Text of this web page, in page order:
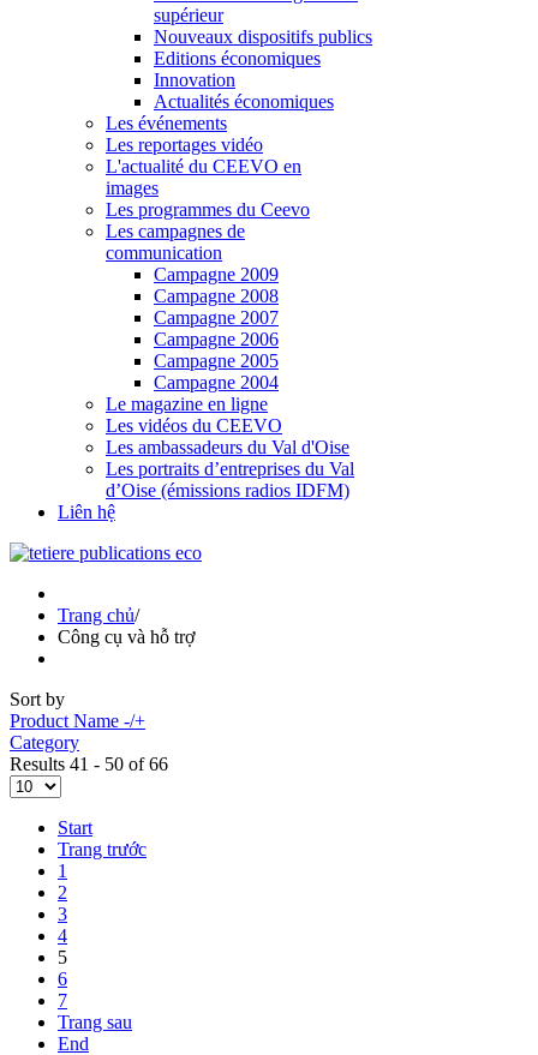
supérieur
Nouveaux dispositifs publics
Editions économiques
Innovation
Actualités économiques
Les événements
Les reportages vidéo
L'actualité du CEEVO en
images
Les programmes du Ceevo
Les campagnes de
communication
Campagne 2009
Campagne 2008
Campagne 2007
Campagne 2006
Campagne 2005
Campagne 2004
Le magazine en ligne
Les vidéos du CEEVO
Les ambassadeurs du Val d'Oise
Les portraits d’entreprises du Val
d’Oise (émissions radios IDFM)
Liên hệ
Trang chủ/
Công cụ và hỗ trợ
Sort by
Product Name -/+
Category
Results 41 - 50 of 66
Start
Trang trước
1
2
3
4
5
6
7
Trang sau
End